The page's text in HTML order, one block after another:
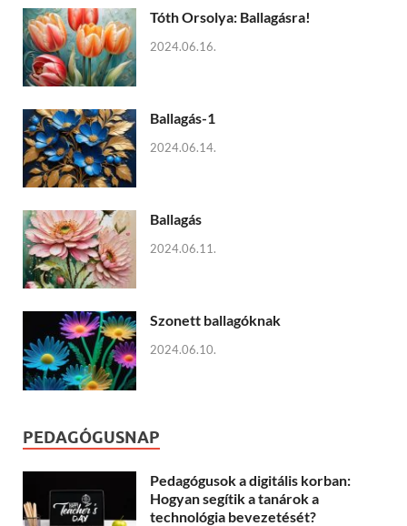
Tóth Orsolya: Ballagásra!
2024.06.16.
Ballagás-1
2024.06.14.
Ballagás
2024.06.11.
Szonett ballagóknak
2024.06.10.
PEDAGÓGUSNAP
Pedagógusok a digitális korban:
Hogyan segítik a tanárok a
technológia bevezetését?